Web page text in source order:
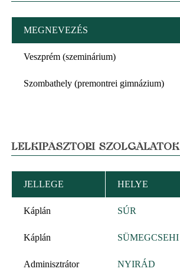
MEGNEVEZÉS
Veszprém (szeminárium)
Szombathely (premontrei gimnázium)
LELKIPÁSZTORI SZOLGÁLATOK
JELLEGE HELYE
Káplán SÚR
Káplán SÜMEGCSEHI
Adminisztrátor NYIRÁD